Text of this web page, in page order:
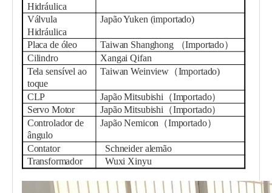
Hidráulica
Válvula
Hidráulica
Japão Yuken (importado)
Placa de óleo Taiwan Shanghong （Importado）
Cilindro XangaiQifan
Tela sensível ao
toque
TaiwanWeinview（Importado)
CLP
Japão Mitsubishi（Importado）
Servo Motor
Japão Mitsubishi（Importado）
Controlador de
ângulo
Japão Nemicon（Importado）
Contator Schneider alemão
Transformador Wuxi Xinyu